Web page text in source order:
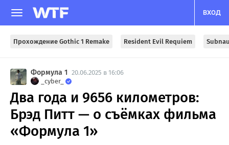
ВХОД
Прохождение Gothic 1 Remake Resident Evil Requiem
Формула 1 20.06.2025 в 16:06
_cyber_
Два года и 9656 километров:
Брэд Питт — о съёмках фильма
«Формула 1»